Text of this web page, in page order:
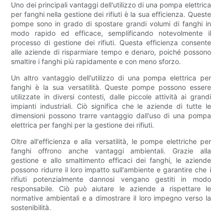
Uno dei principali vantaggi dell'utilizzo di una pompa elettrica
per fanghi nella gestione dei rifiuti è la sua efficienza. Queste
pompe sono in grado di spostare grandi volumi di fanghi in
modo rapido ed efficace, semplificando notevolmente il
processo di gestione dei rifiuti. Questa efficienza consente
alle aziende di risparmiare tempo e denaro, poiché possono
smaltire i fanghi più rapidamente e con meno sforzo.
Un altro vantaggio dell'utilizzo di una pompa elettrica per
fanghi è la sua versatilità. Queste pompe possono essere
utilizzate in diversi contesti, dalle piccole attività ai grandi
impianti industriali. Ciò significa che le aziende di tutte le
dimensioni possono trarre vantaggio dall'uso di una pompa
elettrica per fanghi per la gestione dei rifiuti.
Oltre all'efficienza e alla versatilità, le pompe elettriche per
fanghi offrono anche vantaggi ambientali. Grazie alla
gestione e allo smaltimento efficaci dei fanghi, le aziende
possono ridurre il loro impatto sull'ambiente e garantire che i
rifiuti potenzialmente dannosi vengano gestiti in modo
responsabile. Ciò può aiutare le aziende a rispettare le
normative ambientali e a dimostrare il loro impegno verso la
sostenibilità.